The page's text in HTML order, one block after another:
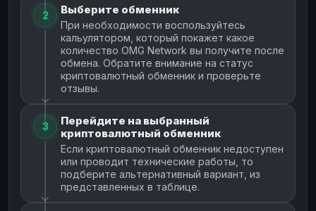
2 Выберите обменник
При необходимости воспользуйтесь
кальулятором, который покажет какое
количество OMG Network вы получите после
обмена. Обратите внимание на статус
криптовалютный обменник и проверьте
отзывы.
3
Перейдите на выбранный
криптовалютный обменник
Если криптовалютный обменник недоступен
или проводит технические работы, то
подберите альтернативный вариант, из
представленных в таблице.